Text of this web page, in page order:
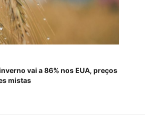
vai a 86% nos EUA, preços
mistas